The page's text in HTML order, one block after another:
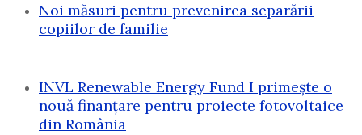
Noi măsuri pentru prevenirea separării
copiilor de familie
INVL Renewable Energy Fund I primește o
nouă finanțare pentru proiecte fotovoltaice
din România